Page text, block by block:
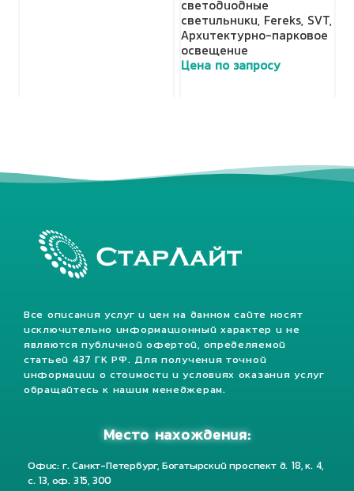
светодиодные
светильники, Fereks, SVT ,
Архитектурно-парковое
освещение
Цена по запросу
Все описания услуг и цен на данном сайте носят
исключительно информационный характер и не
являются публичной офертой, определяемой
статьей 437 ГК РФ. Для получения точной
информации о стоимости и условиях оказания услуг
обращайтесь к нашим менеджерам.
Место нахождения:
Офис: г. Санкт-Петербург, Богатырский проспект д. 18, к. 4,
с. 13, оф. 315, 300